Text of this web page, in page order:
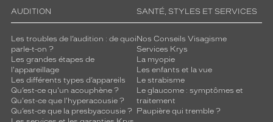
AUDITION
Les troubles de l’audition : de quoi
parle-t-on ?
Les grandes étapes de
l'appareillage
Les différents types d’appareils
Qu’est-ce qu'un acouphène ?
Qu'est-ce que l'hyperacousie ?
Qu’est-ce que la presbyacousie ?
SANTÉ, STYLES ET SERVICES
Nos Conseils Visagisme
Services Krys
La myopie
Les enfants et la vue
Le strabisme
Le glaucome : symptômes et
traitement
Paupière qui tremble ?